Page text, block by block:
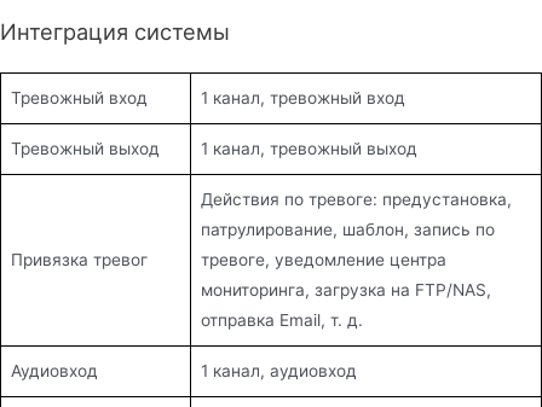
Интеграция системы
Тревожный вход 1 канал, тревожный вход
Тревожный выход 1 канал, тревожный выход
Привязка тревог
Действия по тревоге: предустановка,
патрулирование, шаблон, запись по
тревоге, уведомление центра
мониторинга, загрузка на FTP/NAS,
отправка Email, т. д.
Аудиовход 1 канал, аудиовход